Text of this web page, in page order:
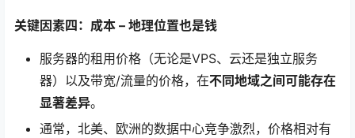
关键因素四：成本 – 地理位置也是钱
服务器的租用价格（无论是VPS、云还是独立服务
器）以及带宽/流量的价格，在不同地域之间可能存在
显著差异。
通常，北美、欧洲的数据中心竞争激烈，价格相对有